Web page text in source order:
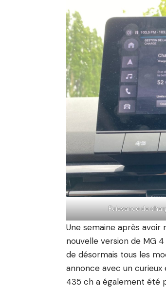
Puissance de
Une semaine après avoir
nouvelle version de MG
de désormais tous les
annonce avec un
435 ch a également été